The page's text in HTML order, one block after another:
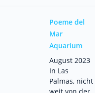
Poeme del
Mar
Aquarium
August 2023
In Las
Palmas, nicht